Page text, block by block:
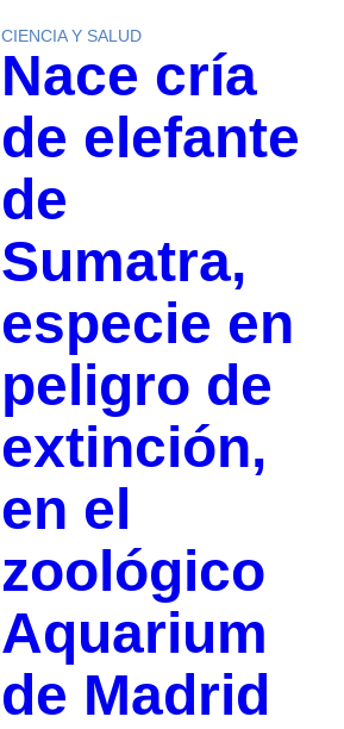
CIENCIA Y SALUD
Nace cría
de elefante
de
Sumatra,
especie en
peligro de
extinción,
en el
zoológico
Aquarium
de Madrid